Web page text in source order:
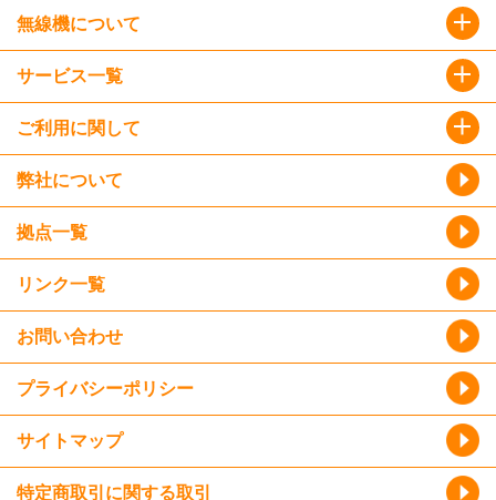
無線機について
サービス一覧
ご利用に関して
弊社について
拠点一覧
リンク一覧
お問い合わせ
プライバシーポリシー
サイトマップ
特定商取引に関する取引